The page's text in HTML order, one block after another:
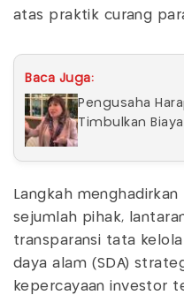
atas praktik curang
Baca Juga:
Pengusaha
Timbulkan
Langkah
sejumlah pihak,
transparansi tata
daya alam (SDA)
kepercayaan investor